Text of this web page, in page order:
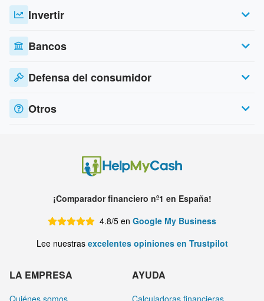
Invertir
Bancos
Defensa del consumidor
Otros
¡Comparador financiero nº1 en España!
4.8/5 en Google My Business
Lee nuestras excelentes opiniones en Trustpilot
LA EMPRESA
Quiénes somos
AYUDA
Calculadoras financieras